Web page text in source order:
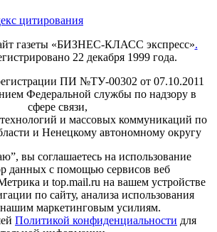
газеты «БИЗНЕС-КЛАСС экспресс».
22 декабря 1999 года.
ПИ №ТУ-00302 от 07.10.2011
Федеральной службы по надзору в
сфере связи,
и массовых коммуникаций по
и Ненецкому автономному округу
вы соглашаетесь на использование
данных с помощью сервисов веб
и top.mail.ru на вашем устройстве
по сайту, анализа использования
нашим маркетинговым усилиям.
Политикой конфиденциальности для